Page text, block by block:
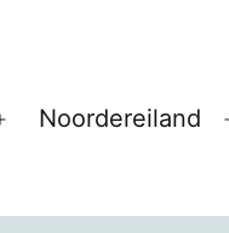
Open
Noordereiland